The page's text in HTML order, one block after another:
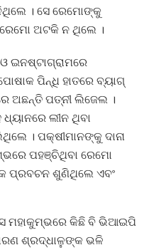
। ସେ ରେମୋଙ୍କୁ
ଅଟକି ନ ଥିଲେ ।
ପିନ୍ଧି ହାତରେ ବ୍ୟାଗ୍
ଅଛନ୍ତି ପତ୍ନୀ ଲିଜେଲ ।
ଲୀନ ଥିବା
। ପକ୍ଷୀମାନଙ୍କୁ ଦାନା
ପହଞ୍ଚିଥିବା ରେମୋ
ପ୍ରବଚନ ଶୁଣିଥିଲେ ଏବଂ
ମହାକୁମ୍ଭରେ କିଛି ବି ଭିଆଇପି
ଶ୍ରଦ୍ଧାଳୁଙ୍କ ଭଳି